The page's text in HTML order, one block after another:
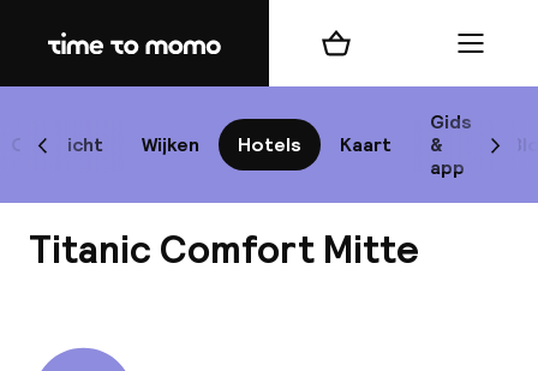
Home
Overzicht Wijken Hotels Kaart
Gids
&
app
Scroll naar links
Winkelmand Menu
Titanic Comfort Mitte